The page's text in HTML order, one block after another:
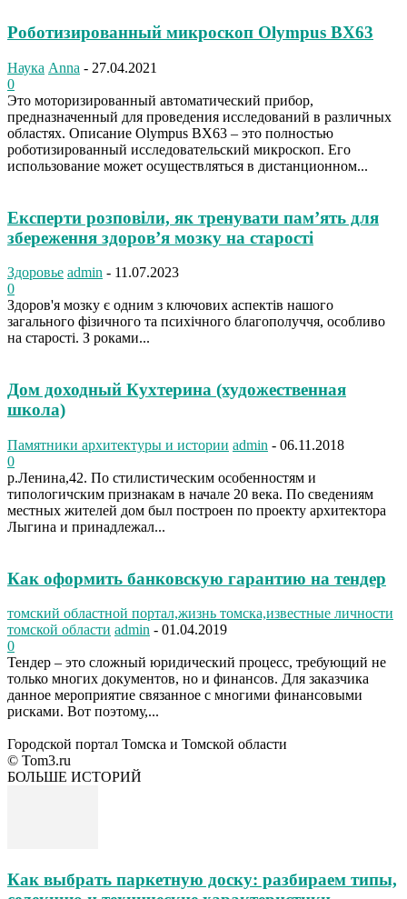
Роботизированный микроскоп Olympus BX63
Наука Anna - 27.04.2021
0
Это моторизированный автоматический прибор,
предназначенный для проведения исследований в различных
областях. Описание Olympus BX63 – это полностью
роботизированный исследовательский микроскоп. Его
использование может осуществляться в дистанционном...
Експерти розповіли, як тренувати пам’ять для
збереження здоров’я мозку на старості
Здоровье admin - 11.07.2023
0
Здоров'я мозку є одним з ключових аспектів нашого
загального фізичного та психічного благополуччя, особливо
на старості. З роками...
Дом доходный Кухтерина (художественная
школа)
Памятники архитектуры и истории admin - 06.11.2018
0
р.Ленина,42. По стилистическим особенностям и
типологичским признакам в начале 20 века. По сведениям
местных жителей дом был построен по проекту архитектора
Лыгина и принадлежал...
Как оформить банковскую гарантию на тендер
томский областной портал,жизнь томска,известные личности
томской области admin - 01.04.2019
0
Тендер – это сложный юридический процесс, требующий не
только многих документов, но и финансов. Для заказчика
данное мероприятие связанное с многими финансовыми
рисками. Вот поэтому,...
Городской портал Томска и Томской области
© Tom3.ru
БОЛЬШЕ ИСТОРИЙ
Как выбрать паркетную доску: разбираем типы,